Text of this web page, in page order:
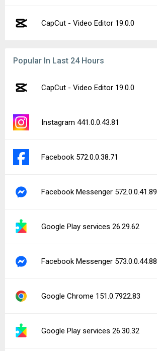
CapCut - Video Editor 19.0.0
Popular In Last 24 Hours
CapCut - Video Editor 19.0.0
Instagram 441.0.0.43.81
Facebook 572.0.0.38.71
Facebook Messenger 572.0.0.41.89
Google Play services 26.29.62
Facebook Messenger 573.0.0.44.88
Google Chrome 151.0.7922.83
Google Play services 26.30.32